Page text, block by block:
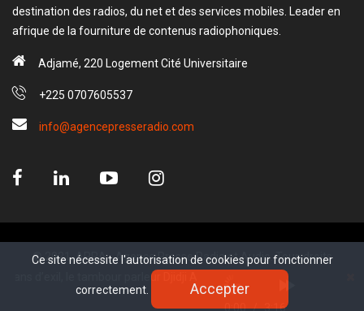
le tambour parleur Djidji Ayôkwé rentre enfin en Côte d’Ivoire : la
0:00 / 3:16
Ce site nécessite l'autorisation de cookies pour fonctionner
correctement. Accepter
destination des radios, du net et des services mobiles. Leader en
afrique de la fourniture de contenus radiophoniques.
Adjamé, 220 Logement Cité Universitaire
+225 0707605537
info@agencepresseradio.com
© 2021, APRA - Agence Presse Radio et Audio. Tous droits
www.sectester.io
Ce site nécessite l'autorisation de cookies pour fonctionner
correctement. Accepter